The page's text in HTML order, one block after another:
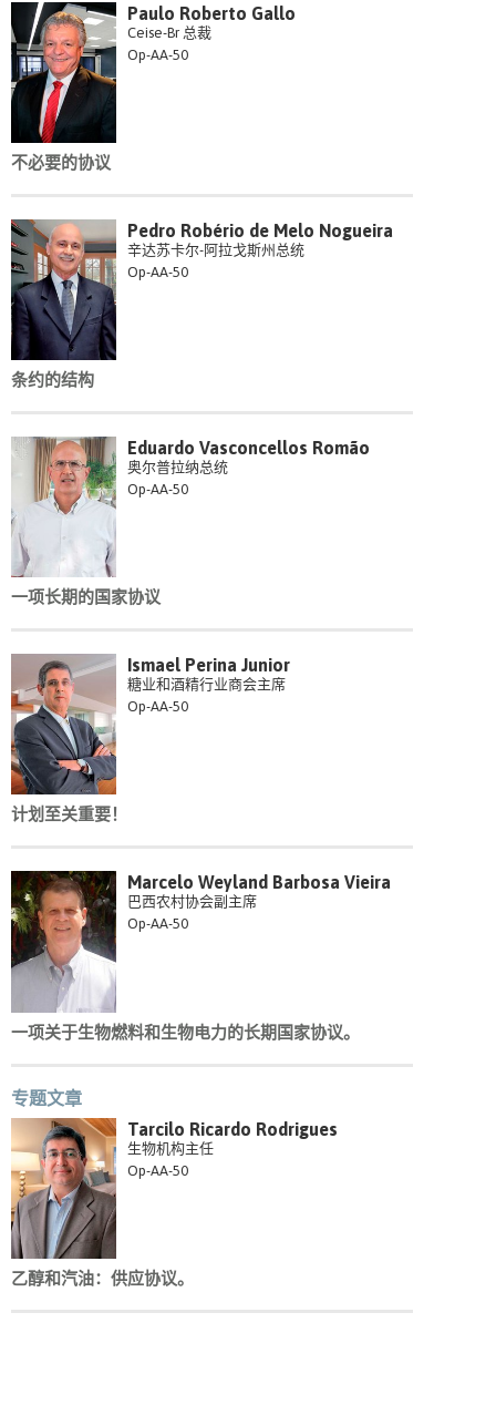
Paulo Roberto Gallo
Ceise-Br 总裁
Op-AA-50
不必要的协议
Pedro Robério de Melo Nogueira
辛达苏卡尔-阿拉戈斯州总统
Op-AA-50
条约的结构
Eduardo Vasconcellos Romão
奥尔普拉纳总统
Op-AA-50
一项长期的国家协议
Ismael Perina Junior
糖业和酒精行业商会主席
Op-AA-50
计划至关重要！
Marcelo Weyland Barbosa Vieira
巴西农村协会副主席
Op-AA-50
一项关于生物燃料和生物电力的长期国家协议。
专题文章
Tarcilo Ricardo Rodrigues
生物机构主任
Op-AA-50
乙醇和汽油：供应协议。